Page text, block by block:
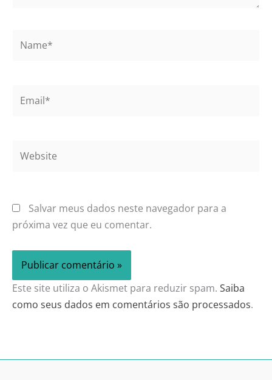
Salvar meus dados neste navegador para a
próxima vez que eu comentar.
Este site utiliza o Akismet para reduzir spam. Saiba
como seus dados em comentários são processados.